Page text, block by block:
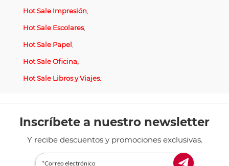
Hot Sale Impresión,
Hot Sale Escolares,
Hot Sale Papel
Hot Sale Oficina,
Hot Sale Libros y Viajes.
Inscríbete a nuestro newsletter
Y recibe descuentos y promociones exclusivas.